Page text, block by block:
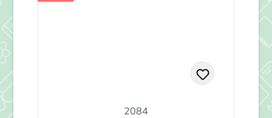
2084